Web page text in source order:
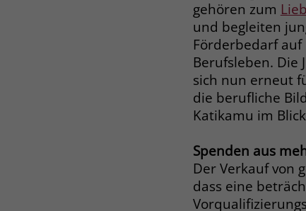
gehören zum
und begleiten
Förderbedarf auf
Berufsleben. Die
sich nun erneut
die berufliche
Katikamu im
Spenden aus
Der Verkauf von
dass eine